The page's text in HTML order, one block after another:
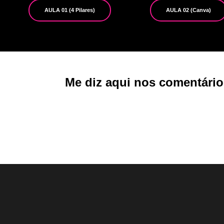
AULA 01 (4 Pilares) AULA 02 (Canva)
Me diz aqui nos